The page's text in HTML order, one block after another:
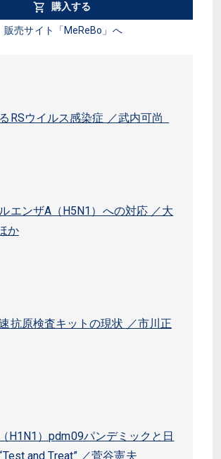
購入する
販売サイト「MeReBo」へ
RSウイルス感染症 ／武内可尚
エンザA（H5N1）への対応 ／大
か
抗原検査キットの現状 ／市川正
H1N1）pdm09パンデミックと日
and Treat” ／菅谷憲夫